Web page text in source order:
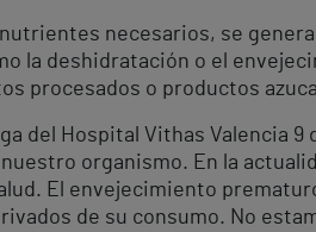
necesarios, se
la deshidratación o el
procesados o productos
del Hospital Vithas Valencia
organismo. En la
El envejecimiento
de su consumo. No